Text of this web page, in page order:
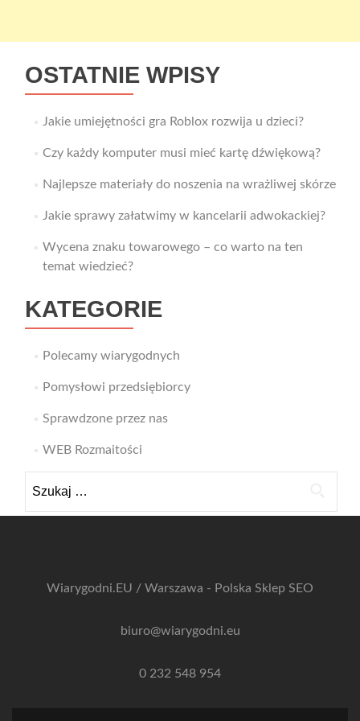
OSTATNIE WPISY
Jakie umiejętności gra Roblox rozwija u dzieci?
Czy każdy komputer musi mieć kartę dźwiękową?
Najlepsze materiały do noszenia na wrażliwej skórze
Jakie sprawy załatwimy w kancelarii adwokackiej?
Wycena znaku towarowego – co warto na ten
temat wiedzieć?
KATEGORIE
Polecamy wiarygodnych
Pomysłowi przedsiębiorcy
Sprawdzone przez nas
WEB Rozmaitości
Wiarygodni.EU / Warszawa - Polska Sklep SEO
biuro@wiarygodni.eu
0 232 548 954